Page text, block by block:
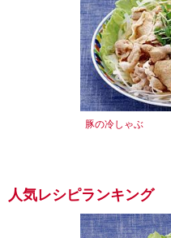
豚の冷しゃぶ
人気レシピランキング